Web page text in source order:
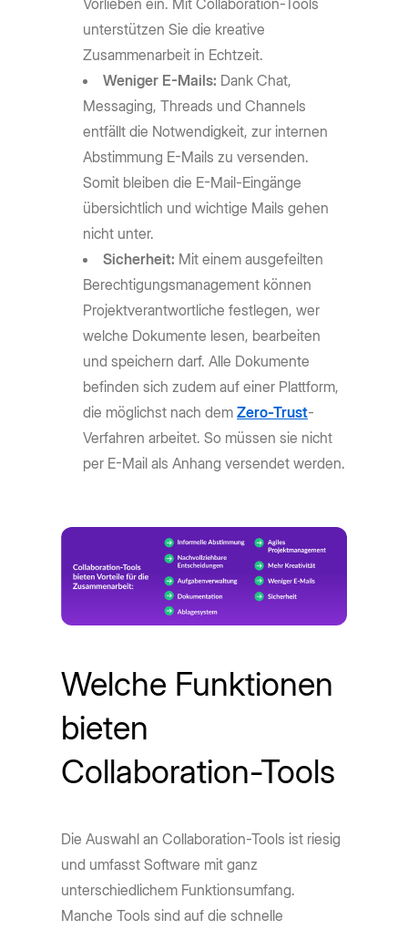
Vorlieben ein. Mit Collaboration-Tools
unterstützen Sie die kreative
Zusammenarbeit in Echtzeit.
Weniger E-Mails: Dank Chat,
Messaging, Threads und Channels
entfällt die Notwendigkeit, zur internen
Abstimmung E-Mails zu versenden.
Somit bleiben die E-Mail-Eingänge
übersichtlich und wichtige Mails gehen
nicht unter.
Sicherheit: Mit einem ausgefeilten
Berechtigungsmanagement können
Projektverantwortliche festlegen, wer
welche Dokumente lesen, bearbeiten
und speichern darf. Alle Dokumente
befinden sich zudem auf einer Plattform,
die möglichst nach demZero-Trust-
Verfahren arbeitet. So müssen sie nicht
per E-Mail als Anhang versendet werden.
Welche Funktionen
bieten
Collaboration-Tools
Die Auswahl an Collaboration-Tools ist riesig
und umfasst Software mit ganz
unterschiedlichem Funktionsumfang.
Manche Tools sind auf die schnelle